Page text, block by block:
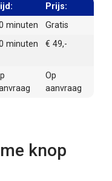
Prijs:
minuten
Gratis
minuten € 49,-
Op
aanvraag
knop